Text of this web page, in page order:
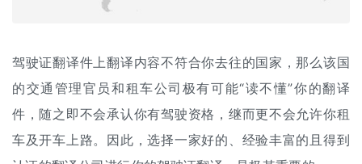
驾驶证翻译件上翻译内容不符合你去往的国家，那么该国
的交通管理官员和租车公司极有可能“读不懂”你的翻译
件，随之即不会承认你有驾驶资格，继而更不会允许你租
车及开车上路。因此，选择一家好的、经验丰富的且得到